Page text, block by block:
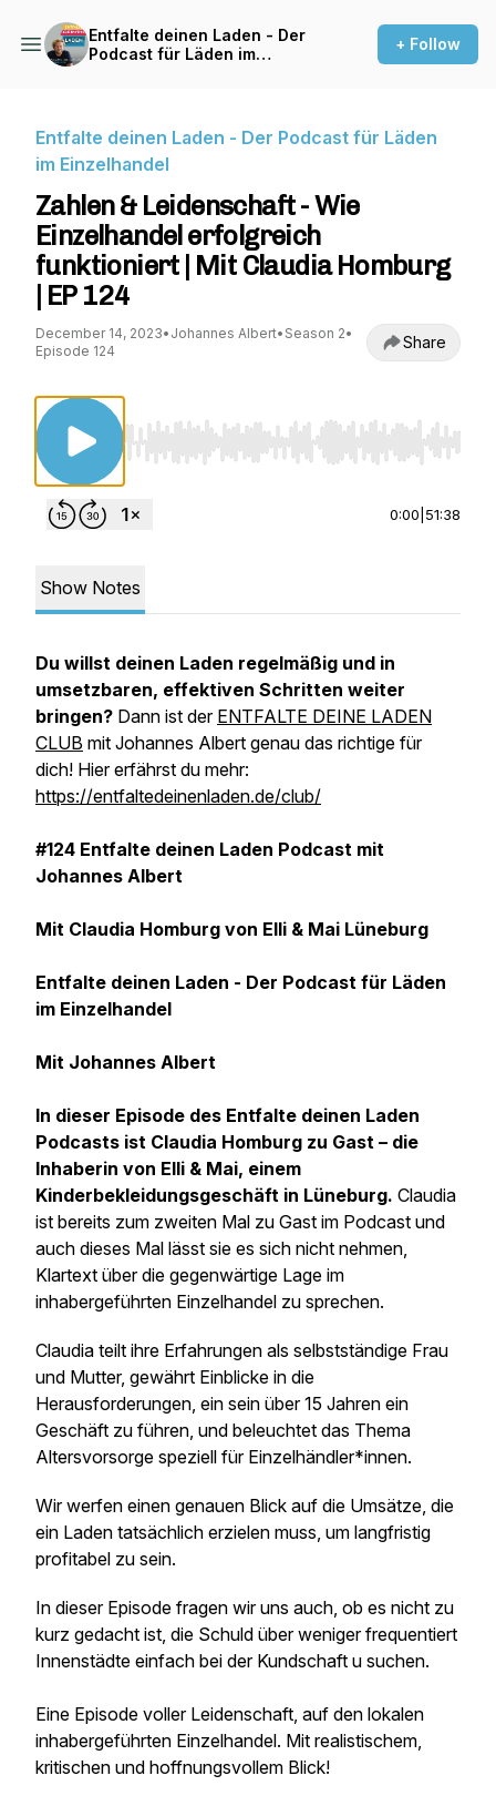
Entfalte deinen Laden - Der
Podcast für Läden im
+ Follow
Entfalte deinen Laden - Der Podcast für Läden
im Einzelhandel
Zahlen & Leidenschaft - Wie
Einzelhandel erfolgreich
funktioniert | Mit Claudia Homburg
| EP 124
December 14, 2023• Johannes Albert• Season 2•
Episode 124
Share
Use Left/Right to seek, Home/End to jump
0:00 51:38
Show Notes
Du willst deinen Laden regelmäßig und in
umsetzbaren, effektiven Schritten weiter
bringen? Dann ist der ENTFALTE DEINE LADEN
CLUB mit Johannes Albert genau das richtige für
dich! Hier erfährst du mehr:
https://entfaltedeinenladen.de/club/
#124 Entfalte deinen Laden Podcast mit
Johannes Albert
Mit Claudia Homburg von Elli & Mai Lüneburg
Entfalte deinen Laden - Der Podcast für Läden
im Einzelhandel
Mit Johannes Albert
In dieser Episode des Entfalte deinen Laden
Podcasts ist Claudia Homburg zu Gast – die
Inhaberin von Elli & Mai, einem
Kinderbekleidungsgeschäft in Lüneburg. Claudia
ist bereits zum zweiten Mal zu Gast im Podcast und
auch dieses Mal lässt sie es sich nicht nehmen,
Klartext über die gegenwärtige Lage im
inhabergeführten Einzelhandel zu sprechen.
Claudia teilt ihre Erfahrungen als selbstständige Frau
und Mutter, gewährt Einblicke in die
Herausforderungen, ein sein über 15 Jahren ein
Geschäft zu führen, und beleuchtet das Thema
Altersvorsorge speziell für Einzelhändler*innen.
Wir werfen einen genauen Blick auf die Umsätze, die
ein Laden tatsächlich erzielen muss, um langfristig
profitabel zu sein.
In dieser Episode fragen wir uns auch, ob es nicht zu
kurz gedacht ist, die Schuld über weniger frequentiert
Innenstädte einfach bei der Kundschaft u suchen.
Eine Episode voller Leidenschaft, auf den lokalen
inhabergeführten Einzelhandel. Mit realistischem,
kritischen und hoffnungsvollem Blick!